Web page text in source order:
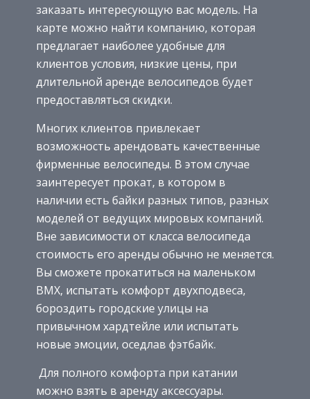
заказать интересующую вас модель. На
карте можно найти компанию, которая
предлагает наиболее удобные для
клиентов условия, низкие цены, при
длительной аренде велосипедов будет
предоставляться скидки.
Многих клиентов привлекает
возможность арендовать качественные
фирменные велосипеды. В этом случае
заинтересует прокат, в котором в
наличии есть байки разных типов, разных
моделей от ведущих мировых компаний.
Вне зависимости от класса велосипеда
стоимость его аренды обычно не меняется.
Вы сможете прокатиться на маленьком
BMX, испытать комфорт двухподвеса,
бороздить городские улицы на
привычном хардтейле или испытать
новые эмоции, оседлав фэтбайк.
Для полного комфорта при катании
можно взять в аренду аксессуары.